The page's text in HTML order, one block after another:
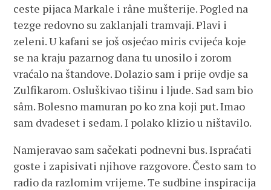
ceste pijaca Markale i râne mušterije. Pogled na
tezge redovno su zaklanjali tramvaji. Plavi i
zeleni. U kafani se još osjećao miris cvijeća koje
se na kraju pazarnog dana tu unosilo i zorom
vraćalo na štandove. Dolazio sam i prije ovdje sa
Zulfikarom. Osluškivao tišinu i ljude. Sad sam bio
sâm. Bolesno mamuran po ko zna koji put. Imao
sam dvadeset i sedam. I polako klizio u ništavilo.
Namjeravao sam sačekati podnevni bus. Ispraćati
goste i zapisivati njihove razgovore. Često sam to
radio da razlomim vrijeme. Te sudbine inspiracija